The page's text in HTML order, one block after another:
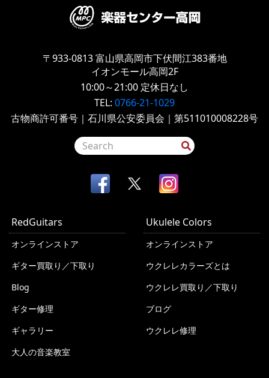
〒933-0813 富山県高岡市下伏間江383番地
イオンモール高岡2F
10:00～21:00 定休日なし
TEL: 0766-21-1029
古物商許可番号｜石川県公安委員会｜第511010008228号
RedGuitars
オンラインストア
ギター買取り／下取り
Blog
ギター修理
ギャラリー
大人の音楽教室
Ukulele Colors
オンラインストア
ウクレレカラーズとは
ウクレレ買取り／下取り
ブログ
ウクレレ修理